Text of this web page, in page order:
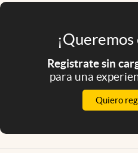
Registrate sin
para una
Quiero